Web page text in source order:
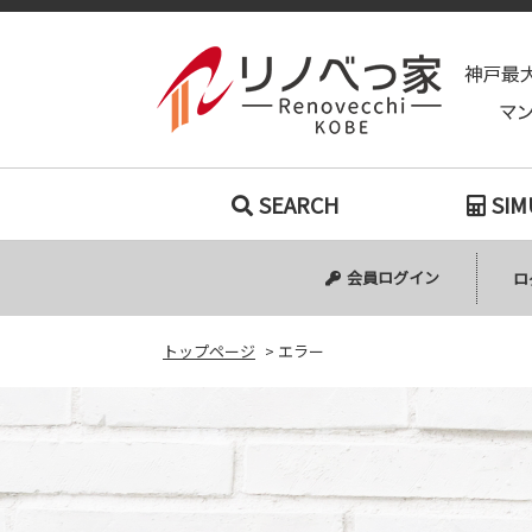
SEARCH
会員ログイン
トップページ > エラー